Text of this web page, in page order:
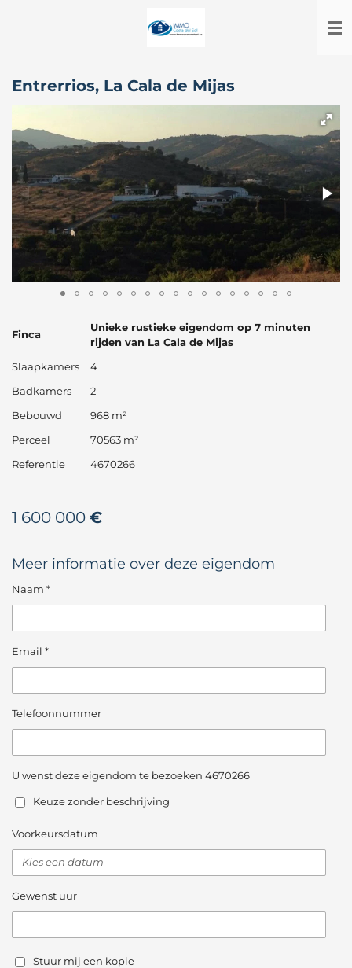
Entrerrios, La Cala de Mijas
Finca
Unieke rustieke eigendom op 7 minuten
rijden van La Cala de Mijas
Slaapkamers
4
Badkamers
2
Bebouwd
968 m²
Perceel
70563 m²
Referentie
4670266
1 600 000 €
Meer informatie over deze eigendom
Naam *
Email *
Telefoonnummer
U wenst deze eigendom te bezoeken 4670266
Keuze zonder beschrijving
Voorkeursdatum
Gewenst uur
Stuur mij een kopie